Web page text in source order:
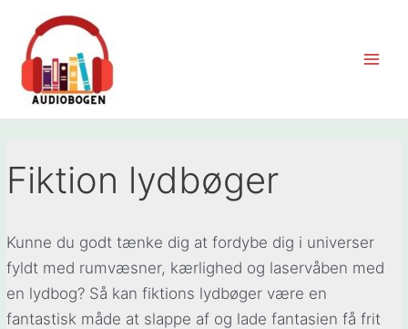
indholdet
Fiktion lydbøger
Kunne du godt tænke dig at fordybe dig i universer
fyldt med rumvæsner, kærlighed og laservåben med
en lydbog? Så kan fiktions lydbøger være en
fantastisk måde at slappe af og lade fantasien få frit